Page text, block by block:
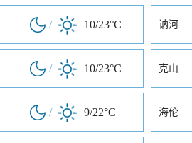
/ 10/23°C 讷河
/ 10/23°C 克山
/ 9/22°C 海伦